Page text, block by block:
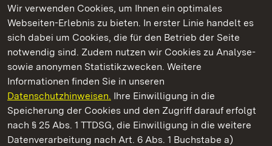
Wir verwenden Cookies, um Ihnen ein optimales
Webseiten-Erlebnis zu bieten. In erster Linie handelt es
sich dabei um Cookies, die für den Betrieb der Seite
notwendig sind. Zudem nutzen wir Cookies zu Analyse-
sowie anonymen Statistikzwecken. Weitere
Informationen finden Sie in unseren
Datenschutzhinweisen. Ihre Einwilligung in die
Speicherung der Cookies und den Zugriff darauf erfolgt
nach § 25 Abs. 1 TTDSG, die Einwilligung in die weitere
Datenverarbeitung nach Art. 6 Abs. 1 Buchstabe a)
Kommen. Staunen. Genießen.
Botanischer Garten Karlsruhe
Staatliche Schlösser und Gärten Baden-Württemberg